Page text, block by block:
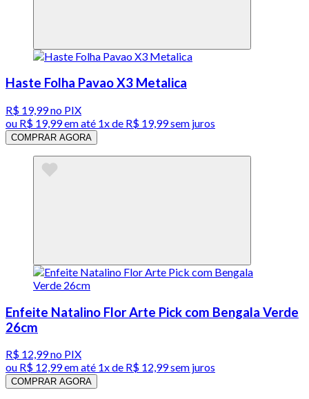
Haste Folha Pavao X3 Metalica
R$ 19,99no PIX
ou R$ 19,99em até 1x de R$ 19,99sem juros
COMPRAR AGORA
Enfeite Natalino Flor Arte Pick com Bengala Verde
26cm
R$ 12,99no PIX
ou R$ 12,99em até 1x de R$ 12,99sem juros
COMPRAR AGORA